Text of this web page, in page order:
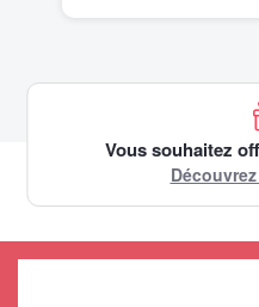
Vous souhaitez